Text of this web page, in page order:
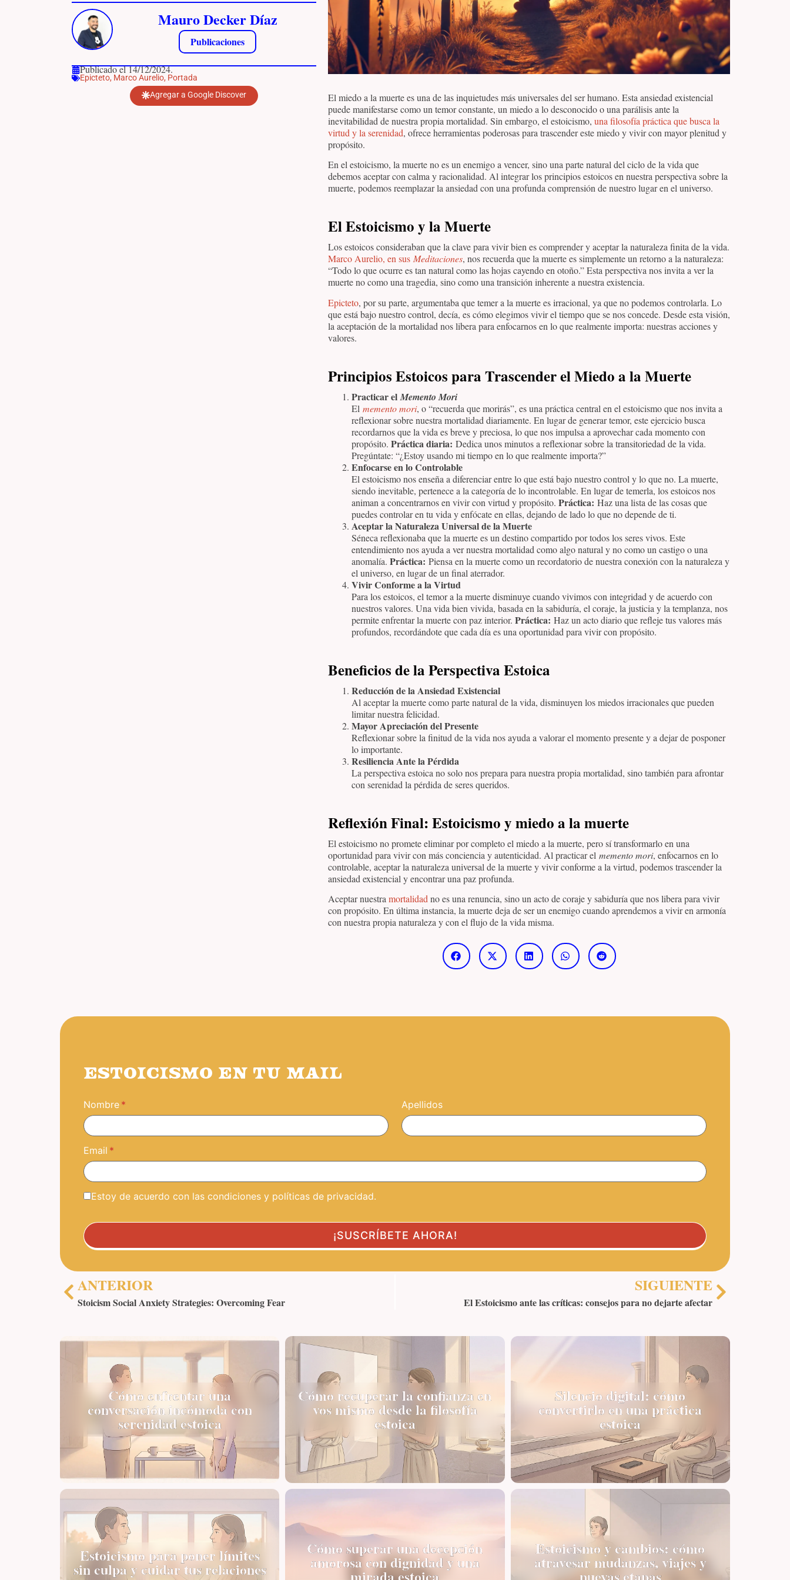
Mauro Decker Díaz
Publicaciones
Publicado el 14/12/2024.
Epicteto, Marco Aurelio, Portada
Agregar a Google Discover
El miedo a la muerte es una de las inquietudes más universales del ser humano. Esta ansiedad existencial
puede manifestarse como un temor constante, un miedo a lo desconocido o una parálisis ante la
inevitabilidad de nuestra propia mortalidad. Sin embargo, el estoicismo, una filosofía práctica que busca la
virtud y la serenidad, ofrece herramientas poderosas para trascender este miedo y vivir con mayor plenitud y
propósito.
En el estoicismo, la muerte no es un enemigo a vencer, sino una parte natural del ciclo de la vida que
debemos aceptar con calma y racionalidad. Al integrar los principios estoicos en nuestra perspectiva sobre la
muerte, podemos reemplazar la ansiedad con una profunda comprensión de nuestro lugar en el universo.
El Estoicismo y la Muerte
Los estoicos consideraban que la clave para vivir bien es comprender y aceptar la naturaleza finita de la vida.
Marco Aurelio, en sus Meditaciones, nos recuerda que la muerte es simplemente un retorno a la naturaleza:
“Todo lo que ocurre es tan natural como las hojas cayendo en otoño.” Esta perspectiva nos invita a ver la
muerte no como una tragedia, sino como una transición inherente a nuestra existencia.
Epicteto, por su parte, argumentaba que temer a la muerte es irracional, ya que no podemos controlarla. Lo
que está bajo nuestro control, decía, es cómo elegimos vivir el tiempo que se nos concede. Desde esta visión,
la aceptación de la mortalidad nos libera para enfocarnos en lo que realmente importa: nuestras acciones y
valores.
Principios Estoicos para Trascender el Miedo a la Muerte
Practicar elMemento Mori
El memento mori, o “recuerda que morirás”, es una práctica central en el estoicismo que nos invita a
reflexionar sobre nuestra mortalidad diariamente. En lugar de generar temor, este ejercicio busca
recordarnos que la vida es breve y preciosa, lo que nos impulsa a aprovechar cada momento con
propósito. Práctica diaria: Dedica unos minutos a reflexionar sobre la transitoriedad de la vida.
Pregúntate: “¿Estoy usando mi tiempo en lo que realmente importa?”
Enfocarse en lo Controlable
El estoicismo nos enseña a diferenciar entre lo que está bajo nuestro control y lo que no. La muerte,
siendo inevitable, pertenece a la categoría de lo incontrolable. En lugar de temerla, los estoicos nos
animan a concentrarnos en vivir con virtud y propósito. Práctica: Haz una lista de las cosas que
puedes controlar en tu vida y enfócate en ellas, dejando de lado lo que no depende de ti.
Aceptar la Naturaleza Universal de la Muerte
Séneca reflexionaba que la muerte es un destino compartido por todos los seres vivos. Este
entendimiento nos ayuda a ver nuestra mortalidad como algo natural y no como un castigo o una
anomalía. Práctica: Piensa en la muerte como un recordatorio de nuestra conexión con la naturaleza y
el universo, en lugar de un final aterrador.
Vivir Conforme a la Virtud
Para los estoicos, el temor a la muerte disminuye cuando vivimos con integridad y de acuerdo con
nuestros valores. Una vida bien vivida, basada en la sabiduría, el coraje, la justicia y la templanza, nos
permite enfrentar la muerte con paz interior. Práctica: Haz un acto diario que refleje tus valores más
profundos, recordándote que cada día es una oportunidad para vivir con propósito.
Beneficios de la Perspectiva Estoica
Reducción de la Ansiedad Existencial
Al aceptar la muerte como parte natural de la vida, disminuyen los miedos irracionales que pueden
limitar nuestra felicidad.
Mayor Apreciación del Presente
Reflexionar sobre la finitud de la vida nos ayuda a valorar el momento presente y a dejar de posponer
lo importante.
Resiliencia Ante la Pérdida
La perspectiva estoica no solo nos prepara para nuestra propia mortalidad, sino también para afrontar
con serenidad la pérdida de seres queridos.
Reflexión Final: Estoicismo y miedo a la muerte
El estoicismo no promete eliminar por completo el miedo a la muerte, pero sí transformarlo en una
oportunidad para vivir con más conciencia y autenticidad. Al practicar el memento mori, enfocarnos en lo
controlable, aceptar la naturaleza universal de la muerte y vivir conforme a la virtud, podemos trascender la
ansiedad existencial y encontrar una paz profunda.
Aceptar nuestra mortalidad no es una renuncia, sino un acto de coraje y sabiduría que nos libera para vivir
con propósito. En última instancia, la muerte deja de ser un enemigo cuando aprendemos a vivir en armonía
con nuestra propia naturaleza y con el flujo de la vida misma.
ESTOICISMO EN TU MAIL
Nombre Apellidos
Email
Estoy de acuerdo con las condiciones y políticas de privacidad.
ANTERIOR
Stoicism Social Anxiety Strategies: Overcoming Fear
SIGUIENTE
El Estoicismo ante las críticas: consejos para no dejarte afectar
Cómo enfrentar una
conversación incómoda con
serenidad estoica
Cómo recuperar la confianza en
vos mismo desde la filosofía
estoica
Silencio digital: cómo
convertirlo en una práctica
estoica
Estoicismo para poner límites
sin culpa y cuidar tus relaciones
Cómo superar una decepción
amorosa con dignidad y una
Estoicismo y cambios: cómo
atravesar mudanzas, viajes y